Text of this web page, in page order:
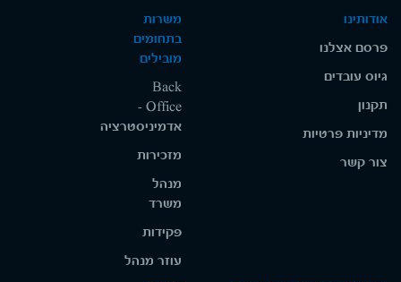
אודותינו
פרסם אצלנו
גיוס עובדים
תקנון
מדיניות פרטיות
צור קשר
משרות
בתחומים
מובילים
Back
Office -
אדמיניסטרציה
מזכירות
מנהל
משרד
פקידות
עוזר מנהל